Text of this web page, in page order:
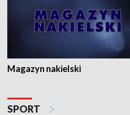
Magazyn nakielski
SPORT